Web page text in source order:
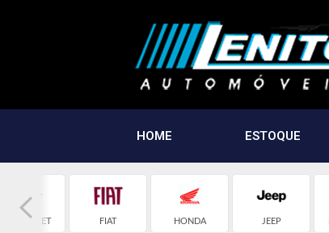
HOME ESTOQUE
CHEVROLET FIAT HONDA JEEP